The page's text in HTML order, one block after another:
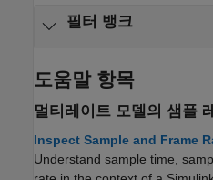
필터 뱅크
도움말 항목
멀티레이트 모델의 샘플
Inspect Sample and Frame
Understand sample time,